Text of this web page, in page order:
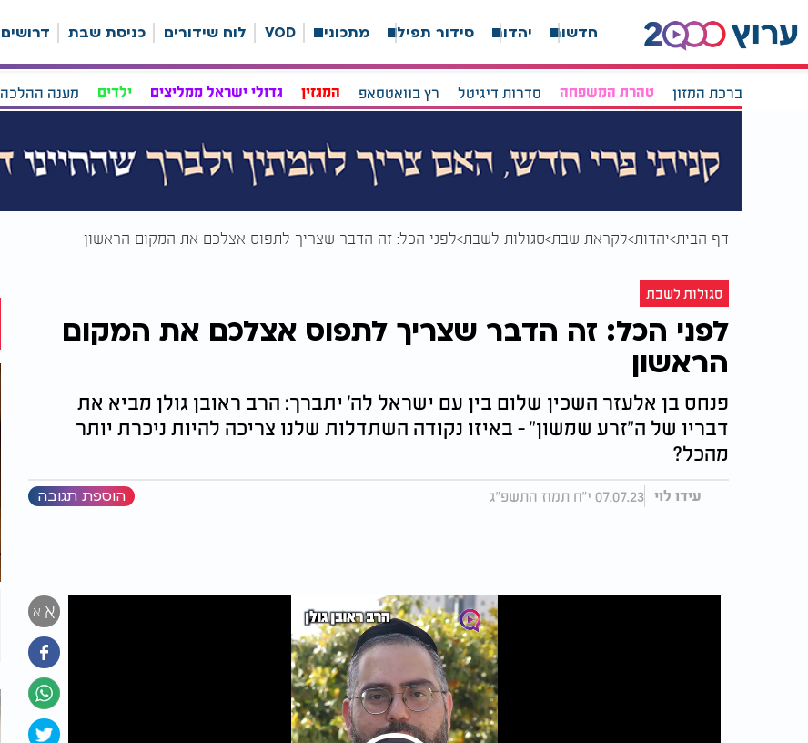
חדשות יהדות סידור תפילה מתכונים VOD לוח שידורים כניסת שבת דרושים
ברכת המזון טהרת המשפחה סדרות דיגיטל רץ בוואטסאפ המגזין גדולי ישראל ממליצים ילדים מענה ההלכה
דף הבית יהדות לקראת שבת סגולות לשבת לפני הכל: זה הדבר שצריך לתפוס אצלכם את המקום הראשון
סגולות לשבת
לפני הכל: זה הדבר שצריך לתפוס אצלכם את המקום
הראשון
פנחס בן אלעזר השכין שלום בין עם ישראל לה' יתברך: הרב ראובן גולן מביא את
דבריו של ה"זרע שמשון" - באיזו נקודה השתדלות שלנו צריכה להיות ניכרת יותר
מהכל?
עידו לוי 07.07.23 י"ח תמוז התשפ"ג הוספת תגובה
א א